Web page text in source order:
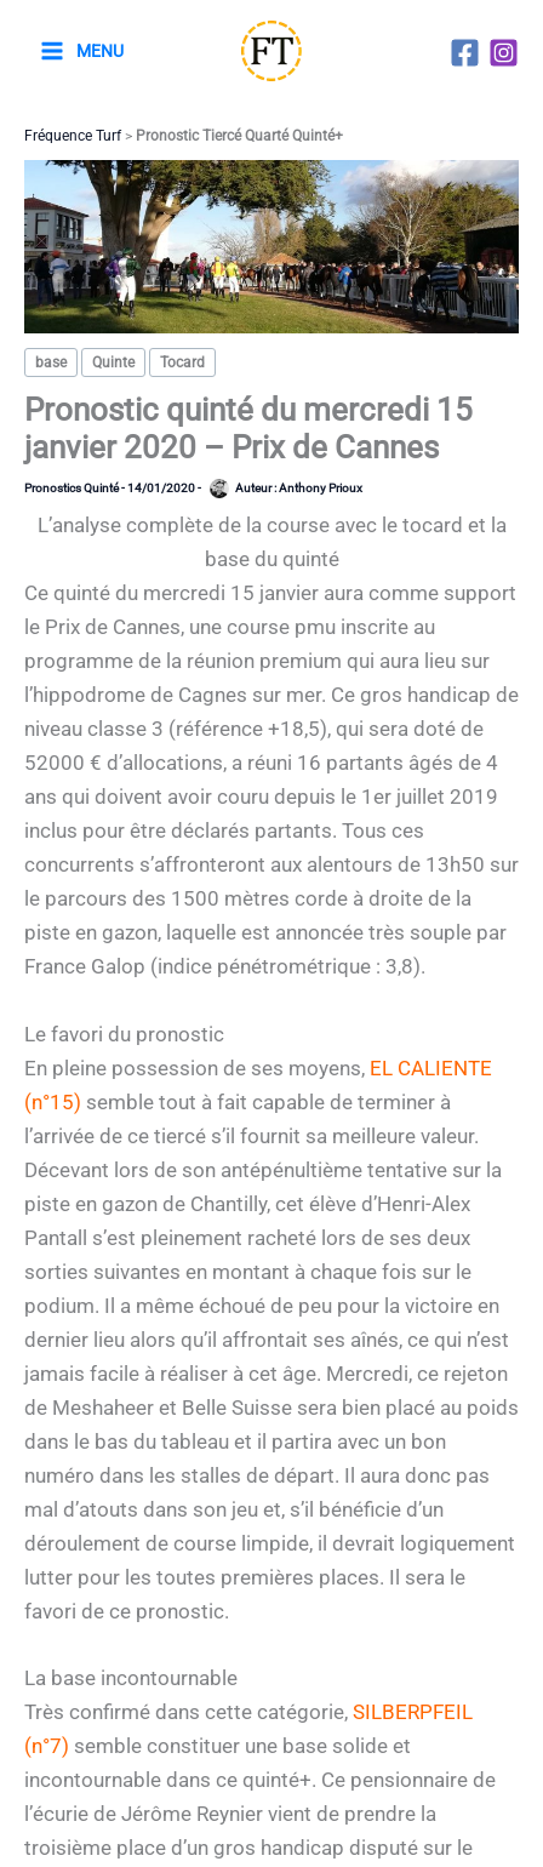
MENU
Fréquence Turf> Pronostic Tiercé Quarté Quinté+
base Quinte Tocard
Pronostic quinté du mercredi 15
janvier 2020 – Prix de Cannes
Pronostics Quinté-14/01/2020- Auteur :Anthony Prioux
L’analyse complète de la course avec le tocard et la
base du quinté
Ce quinté du mercredi 15 janvier aura comme support
le Prix de Cannes, une course pmu inscrite au
programme de la réunion premium qui aura lieu sur
l’hippodrome de Cagnes sur mer. Ce gros handicap de
niveau classe 3 (référence +18,5), qui sera doté de
52000 € d’allocations, a réuni 16 partants âgés de 4
ans qui doivent avoir couru depuis le 1er juillet 2019
inclus pour être déclarés partants. Tous ces
concurrents s’affronteront aux alentours de 13h50 sur
le parcours des 1500 mètres corde à droite de la
piste en gazon, laquelle est annoncée très souple par
France Galop (indice pénétrométrique : 3,8).
Le favori du pronostic
En pleine possession de ses moyens, EL CALIENTE
(n°15) semble tout à fait capable de terminer à
l’arrivée de ce tiercé s’il fournit sa meilleure valeur.
Décevant lors de son antépénultième tentative sur la
piste en gazon de Chantilly, cet élève d’Henri-Alex
Pantall s’est pleinement racheté lors de ses deux
sorties suivantes en montant à chaque fois sur le
podium. Il a même échoué de peu pour la victoire en
dernier lieu alors qu’il affrontait ses aînés, ce qui n’est
jamais facile à réaliser à cet âge. Mercredi, ce rejeton
de Meshaheer et Belle Suisse sera bien placé au poids
dans le bas du tableau et il partira avec un bon
numéro dans les stalles de départ. Il aura donc pas
mal d’atouts dans son jeu et, s’il bénéficie d’un
déroulement de course limpide, il devrait logiquement
lutter pour les toutes premières places. Il sera le
favori de ce pronostic.
La base incontournable
Très confirmé dans cette catégorie, SILBERPFEIL
(n°7) semble constituer une base solide et
incontournable dans ce quinté+. Ce pensionnaire de
l’écurie de Jérôme Reynier vient de prendre la
troisième place d’un gros handicap disputé sur le